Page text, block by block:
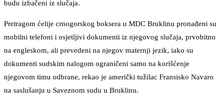
budu izbačeni iz slučaja.
Pretragom ćelije crnogorskog boksera u MDC Bruklinu pronađeni su
mobilni telefoni i osjetljivi dokumenti iz njegovog slučaja, prvobitno
na engleskom, ali prevedeni na njegov maternji jezik, iako su
dokumenti sudskim nalogom ograničeni samo na korišćenje
njegovom timu odbrane, rekao je američki tužilac Fransisko Navaro
na saslušanju u Saveznom sudu u Bruklinu.